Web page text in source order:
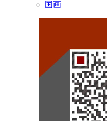
国画